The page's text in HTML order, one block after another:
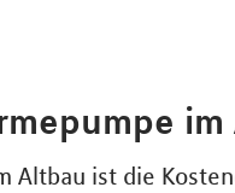
im
ist die